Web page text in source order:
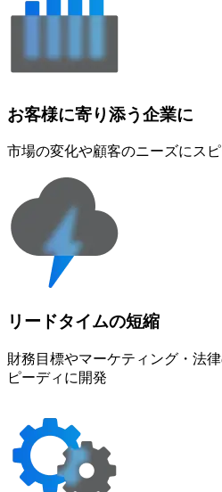
お客様に寄り添う企業に
市場の変化や顧客のニーズにス
リードタイムの短縮
財務目標やマーケティング・法
ピーディに開発